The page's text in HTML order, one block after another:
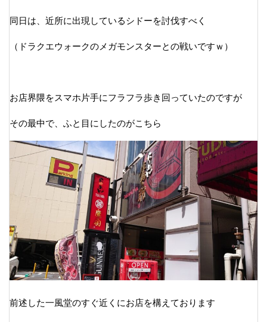
同日は、近所に出現しているシドーを討伐すべく
（ドラクエウォークのメガモンスターとの戦いですｗ）
お店界隈をスマホ片手にフラフラ歩き回っていたのですが
その最中で、ふと目にしたのがこちら
前述した一風堂のすぐ近くにお店を構えております